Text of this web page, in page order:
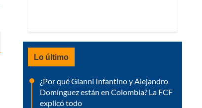
Lo último
¿Por qué Gianni Infantino y Alejandro
Domínguez están en Colombia? La FCF
explicó todo